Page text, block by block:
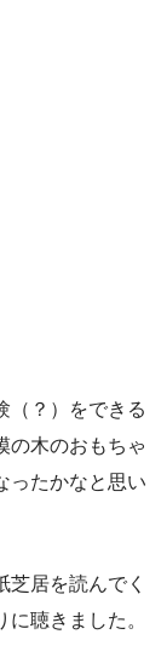
（？）をできる
の木のおもちゃ
ったかなと思い
芝居を読んでく
聴きました。